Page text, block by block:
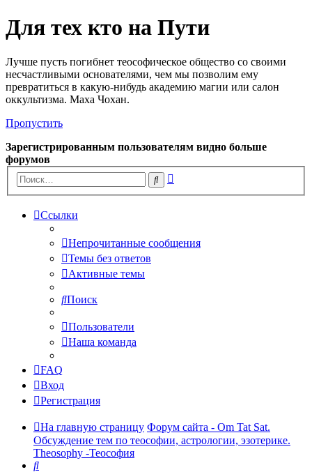
Для тех кто на Пути
Лучше пусть погибнет теософическое общество со своими
несчастливыми основателями, чем мы позволим ему
превратиться в какую-нибудь академию магии или салон
оккультизма. Маха Чохан.
Пропустить
Зарегистрированным пользователям видно больше
форумов
Поиск
Ссылки
Непрочитанные сообщения
Темы без ответов
Активные темы
Поиск
Пользователи
Наша команда
FAQ
Вход
Регистрация
На главную страницу Форум сайта - Om Tat Sat.
Обсуждение тем по теософии, астрологии, эзотерике.
Theosophy -Теософия
Поиск